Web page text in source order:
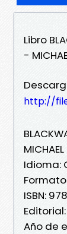
Libro
-
http://
Idioma:
ISBN:
Editorial:
Año de